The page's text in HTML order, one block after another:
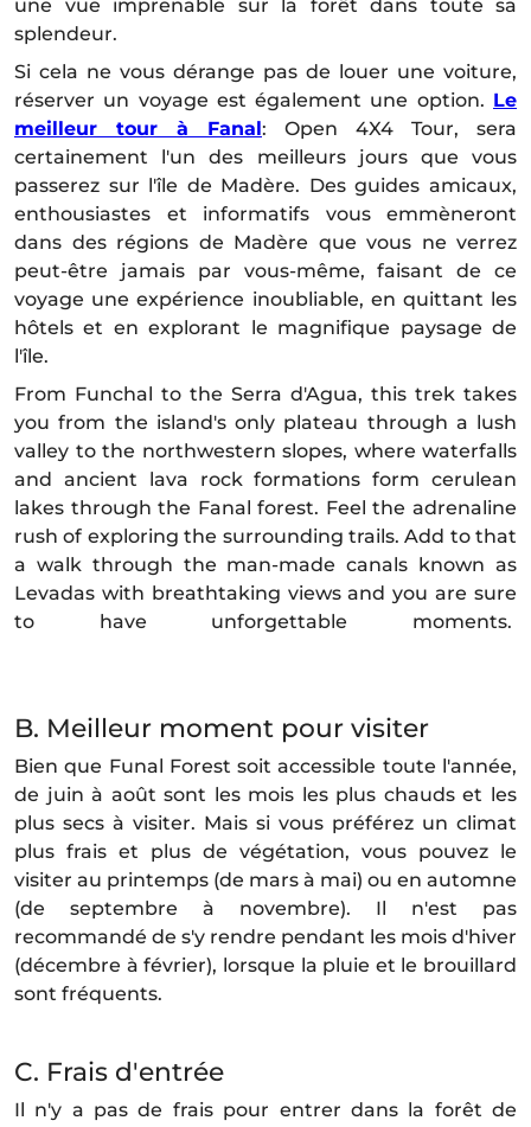
une vue imprenable sur la forêt dans toute sa
splendeur.
Si cela ne vous dérange pas de louer une voiture,
réserver un voyage est également une option. Le
meilleur tour à Fanal: Open 4X4 Tour, sera
certainement l'un des meilleurs jours que vous
passerez sur l'île de Madère. Des guides amicaux,
enthousiastes et informatifs vous emmèneront
dans des régions de Madère que vous ne verrez
peut-être jamais par vous-même, faisant de ce
voyage une expérience inoubliable, en quittant les
hôtels et en explorant le magnifique paysage de
l'île.
From Funchal to the Serra d'Agua, this trek takes
you from the island's only plateau through a lush
valley to the northwestern slopes, where waterfalls
and ancient lava rock formations form cerulean
lakes through the Fanal forest. Feel the adrenaline
rush of exploring the surrounding trails. Add to that
a walk through the man-made canals known as
Levadas with breathtaking views and you are sure
to have unforgettable moments.
B. Meilleur moment pour visiter
Bien que Funal Forest soit accessible toute l'année,
de juin à août sont les mois les plus chauds et les
plus secs à visiter. Mais si vous préférez un climat
plus frais et plus de végétation, vous pouvez le
visiter au printemps (de mars à mai) ou en automne
(de septembre à novembre). Il n'est pas
recommandé de s'y rendre pendant les mois d'hiver
(décembre à février), lorsque la pluie et le brouillard
sont fréquents.
C. Frais d'entrée
Il n'y a pas de frais pour entrer dans la forêt de